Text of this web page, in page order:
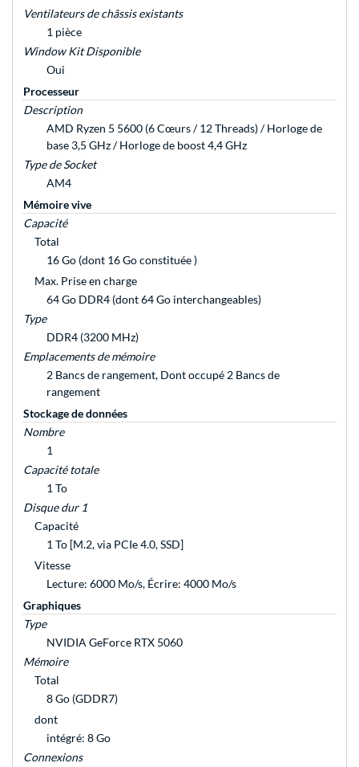
Ventilateurs de châssis existants
1 pièce
Window Kit Disponible
Oui
Processeur
Description
AMD Ryzen 5 5600 (6 Cœurs / 12 Threads) / Horloge de
base 3,5 GHz / Horloge de boost 4,4 GHz
Type de Socket
AM4
Mémoire vive
Capacité
Total
16 Go (dont 16 Go constituée )
Max. Prise en charge
64 Go DDR4 (dont 64 Go interchangeables)
Type
DDR4 (3200 MHz)
Emplacements de mémoire
2 Bancs de rangement, Dont occupé 2 Bancs de
rangement
Stockage de données
Nombre
1
Capacité totale
1 To
Disque dur 1
Capacité
1 To [M.2, via PCIe 4.0, SSD]
Vitesse
Lecture: 6000 Mo/s, Écrire: 4000 Mo/s
Graphiques
Type
NVIDIA GeForce RTX 5060
Mémoire
Total
8 Go (GDDR7)
dont
intégré: 8 Go
Connexions